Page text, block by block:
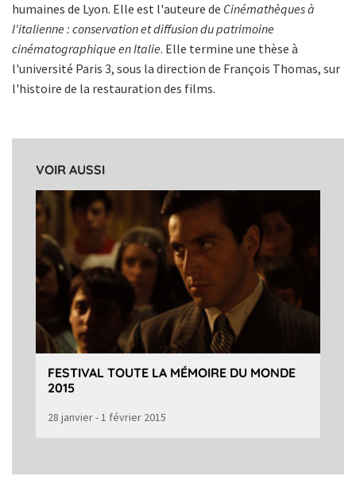
humaines de Lyon. Elle est l'auteure de Cinémathèques à
l'italienne : conservation et diffusion du patrimoine
cinématographique en Italie. Elle termine une thèse à
l'université Paris 3, sous la direction de François Thomas, sur
l'histoire de la restauration des films.
VOIR AUSSI
FESTIVAL TOUTE LA MÉMOIRE DU MONDE
2015
28 janvier - 1 février 2015